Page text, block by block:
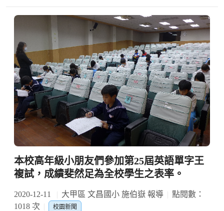
本校高年級小朋友們參加第25屆英語單字王
複試，成績斐然足為全校學生之表率。
2020-12-11 大甲區 文昌國小 施伯嶽 報導
點閱數：
1018 次
校園新聞